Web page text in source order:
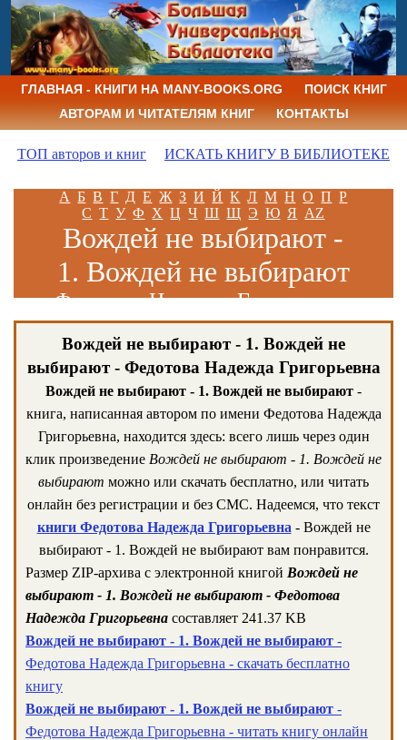
ГЛАВНАЯ - КНИГИ НА MANY-BOOKS.ORG
ПОИСК КНИГ
АВТОРАМ И ЧИТАТЕЛЯМ КНИГ
КОНТАКТЫ
ТОП авторов и книг ИСКАТЬ КНИГУ В БИБЛИОТЕКЕ
А Б В Г Д Е Ж З И Й К Л М Н О П Р
С Т У Ф Х Ц Ч Ш Щ Э Ю Я AZ
Вождей не выбирают -
1. Вождей не выбирают
Федотова Надежда Григорьевна
Вождей не выбирают - 1. Вождей не
выбирают - Федотова Надежда Григорьевна
Вождей не выбирают - 1. Вождей не выбирают -
книга, написанная автором по имени Федотова Надежда
Григорьевна, находится здесь: всего лишь через один
клик произведение Вождей не выбирают - 1. Вождей не
выбирают можно или скачать бесплатно, или читать
онлайн без регистрации и без СМС. Надеемся, что текст
книги Федотова Надежда Григорьевна - Вождей не
выбирают - 1. Вождей не выбирают вам понравится.
Размер ZIP-архива c электронной книгой Вождей не
выбирают - 1. Вождей не выбирают - Федотова
Надежда Григорьевна составляет 241.37 KB
Вождей не выбирают - 1. Вождей не выбирают -
Федотова Надежда Григорьевна - скачать бесплатно
книгу
Вождей не выбирают - 1. Вождей не выбирают -
Федотова Надежда Григорьевна - читать книгу онлайн